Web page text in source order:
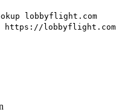
lobbyflight.com
https://lobbyflight.com